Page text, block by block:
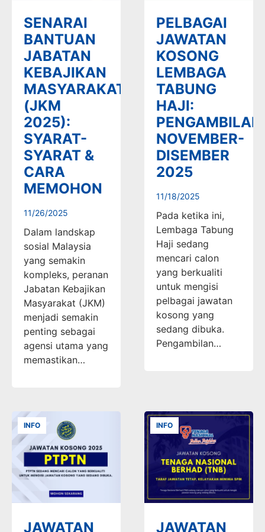
SENARAI
BANTUAN
JABATAN
KEBAJIKAN
MASYARAKAT
(JKM
2025):
SYARAT-
SYARAT &
CARA
MEMOHON
11/26/2025
Dalam landskap
sosial Malaysia
yang semakin
kompleks, peranan
Jabatan Kebajikan
Masyarakat (JKM)
menjadi semakin
penting sebagai
agensi utama yang
memastikan…
PELBAGAI
JAWATAN
KOSONG
LEMBAGA
TABUNG
HAJI:
PENGAMBILAN
NOVEMBER-
DISEMBER
2025
11/18/2025
Pada ketika ini,
Lembaga Tabung
Haji sedang
mencari calon
yang berkualiti
untuk mengisi
pelbagai jawatan
kosong yang
sedang dibuka.
Pengambilan…
INFO
JAWATAN
INFO
JAWATAN